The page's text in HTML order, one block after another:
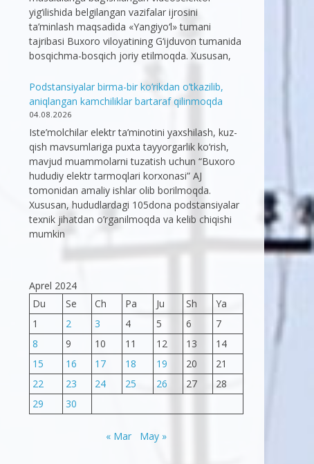
yig‘ilishida belgilangan vazifalar ijrosini
ta’minlash maqsadida «Yangiyo‘l» tumani
tajribasi Buxoro viloyatining G‘ijduvon tumanida
bosqichma-bosqich joriy etilmoqda. Xususan,
Podstansiyalar birma-bir ko’rikdan o’tkazilib,
aniqlangan kamchiliklar bartaraf qilinmoqda
04.08.2026
Iste’molchilar elektr ta’minotini yaxshilash, kuz-
qish mavsumlariga puxta tayyorgarlik ko‘rish,
mavjud muammolarni tuzatish uchun “Buxoro
hududiy elektr tarmoqlari korxonasi” AJ
tomonidan amaliy ishlar olib borilmoqda.
Xususan, hududlardagi 105dona podstansiyalar
texnik jihatdan o’rganilmoqda va kelib chiqishi
mumkin
Aprel 2024
Du
Se Ch Pa Ju Sh
Ya
1
2 3 4 5 6
7
8
9 10 11 12 13
14
15
16 17 18 19 20
21
22
23 24 25 26 27
28
29
30
« Mar May »